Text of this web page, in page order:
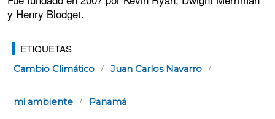
y Henry Blodget.
ETIQUETAS
Cambio Climático Juan Carlos Navarro
mi ambiente Panamá